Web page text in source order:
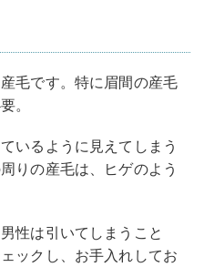
毛です。特に眉間の産毛
。
いるように見えてしまう
りの産毛は、ヒゲのよう
性は引いてしまうこと
ックし、お手入れしてお